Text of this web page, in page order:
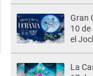
Gran
10 de
el
La